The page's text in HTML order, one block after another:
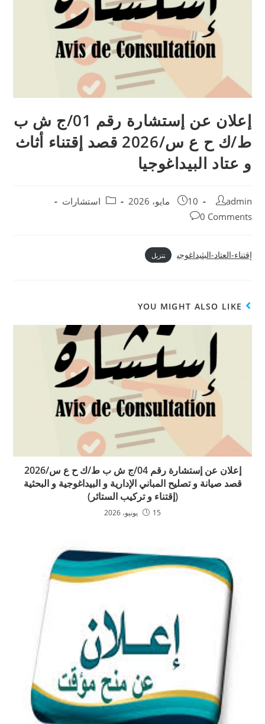
إعلان عن إستشارة رقم 01/ج ش ب
ط/ك ح ع س/2026 قصد إقتناء أثاث
و عتاد البيداغوجيا
admin 10 مايو، 2026
استشارات
0 Comments
إقتناء-العتاد-البثيداغوجي تنزيل
YOU MIGHT ALSO LIKE
إعلان عن إستشارة رقم 04/ج ش ب ط/ك ح ع س/2026
قصد صيانة و تصليح المباني الإدارية و البيداغوجية و البحثية
(إقتناء و تركيب الستائر)
15 يونيو، 2026